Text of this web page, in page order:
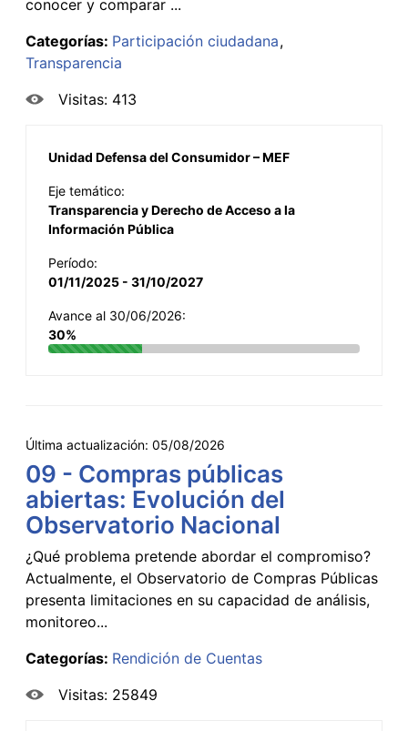
conocer y comparar ...
Categorías: Participación ciudadana
Transparencia
Visitas: 413
Unidad Defensa del Consumidor – MEF
Eje temático:
Transparencia y Derecho de Acceso a la
Información Pública
Período:
01/11/2025 - 31/10/2027
Avance al 30/06/2026:
30%
Última actualización: 05/08/2026
09 - Compras públicas
abiertas: Evolución del
Observatorio Nacional
¿Qué problema pretende abordar el compromiso?
Actualmente, el Observatorio de Compras Públicas
presenta limitaciones en su capacidad de análisis,
monitoreo...
Categorías: Rendición de Cuentas
Visitas: 25849